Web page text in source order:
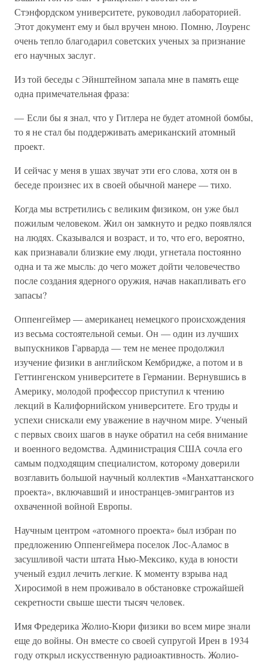
Стэнфордском университете, руководил лабораторией.
Этот документ ему и был вручен мною. Помню, Лоуренс
очень тепло благодарил советских ученых за признание
его научных заслуг.
Из той беседы с Эйнштейном запала мне в память еще
одна примечательная фраза:
— Если бы я знал, что у Гитлера не будет атомной бомбы,
то я не стал бы поддерживать американский атомный
проект.
И сейчас у меня в ушах звучат эти его слова, хотя он в
беседе произнес их в своей обычной манере — тихо.
Когда мы встретились с великим физиком, он уже был
пожилым человеком. Жил он замкнуто и редко появлялся
на людях. Сказывался и возраст, и то, что его, вероятно,
как признавали близкие ему люди, угнетала постоянно
одна и та же мысль: до чего может дойти человечество
после создания ядерного оружия, начав накапливать его
запасы?
Оппенгеймер — американец немецкого происхождения
из весьма состоятельной семьи. Он — один из лучших
выпускников Гарварда — тем не менее продолжил
изучение физики в английском Кембридже, а потом и в
Геттингенском университете в Германии. Вернувшись в
Америку, молодой профессор приступил к чтению
лекций в Калифорнийском университете. Его труды и
успехи снискали ему уважение в научном мире. Ученый
с первых своих шагов в науке обратил на себя внимание
и военного ведомства. Администрация США сочла его
самым подходящим специалистом, которому доверили
возглавить большой научный коллектив «Манхаттанского
проекта», включавший и иностранцев-эмигрантов из
охваченной войной Европы.
Научным центром «атомного проекта» был избран по
предложению Оппенгеймера поселок Лос-Аламос в
засушливой части штата Нью-Мексико, куда в юности
ученый ездил лечить легкие. К моменту взрыва над
Хиросимой в нем проживало в обстановке строжайшей
секретности свыше шести тысяч человек.
Имя Фредерика Жолио-Кюри физики во всем мире знали
еще до войны. Он вместе со своей супругой Ирен в 1934
году открыл искусственную радиоактивность. Жолио-